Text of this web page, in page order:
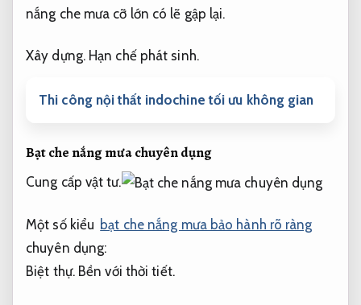
nắng che mưa cỡ lớn có lẽ gập lại.
Xây dựng. Hạn chế phát sinh.
Thi công nội thất indochine tối ưu không gian
Bạt che nắng mưa chuyên dụng
Cung cấp vật tư.
Một số kiểu bạt che nắng mưa bảo hành rõ ràng
chuyên dụng:
Biệt thự. Bền với thời tiết.